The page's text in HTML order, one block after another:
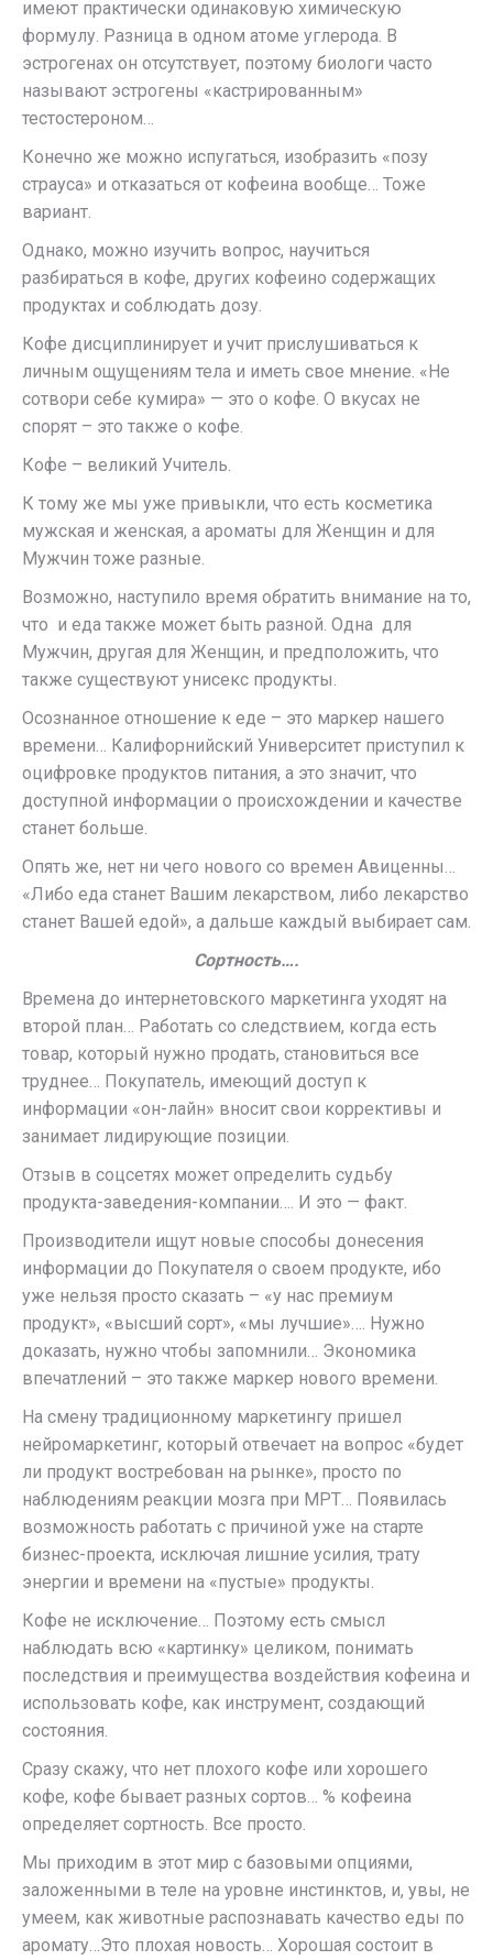
имеют практически одинаковую химическую
формулу. Разница в одном атоме углерода. В
эстрогенах он отсутствует, поэтому биологи часто
называют эстрогены «кастрированным»
тестостероном…
Конечно же можно испугаться, изобразить «позу
страуса» и отказаться от кофеина вообще… Тоже
вариант.
Однако, можно изучить вопрос, научиться
разбираться в кофе, других кофеино содержащих
продуктах и соблюдать дозу.
Кофе дисциплинирует и учит прислушиваться к
личным ощущениям тела и иметь свое мнение. «Не
сотвори себе кумира» — это о кофе. О вкусах не
спорят – это также о кофе.
Кофе – великий Учитель.
К тому же мы уже привыкли, что есть косметика
мужская и женская, а ароматы для Женщин и для
Мужчин тоже разные.
Возможно, наступило время обратить внимание на то,
что и еда также может быть разной. Одна для
Мужчин, другая для Женщин, и предположить, что
также существуют унисекс продукты.
Осознанное отношение к еде – это маркер нашего
времени… Калифорнийский Университет приступил к
оцифровке продуктов питания, а это значит, что
доступной информации о происхождении и качестве
станет больше.
Опять же, нет ни чего нового со времен Авиценны…
«Либо еда станет Вашим лекарством, либо лекарство
станет Вашей едой», а дальше каждый выбирает сам.
Сортность….
Времена до интернетовского маркетинга уходят на
второй план… Работать со следствием, когда есть
товар, который нужно продать, становиться все
труднее… Покупатель, имеющий доступ к
информации «он-лайн» вносит свои коррективы и
занимает лидирующие позиции.
Отзыв в соцсетях может определить судьбу
продукта-заведения-компании…. И это — факт.
Производители ищут новые способы донесения
информации до Покупателя о своем продукте, ибо
уже нельзя просто сказать – «у нас премиум
продукт», «высший сорт», «мы лучшие»…. Нужно
доказать, нужно чтобы запомнили… Экономика
впечатлений – это также маркер нового времени.
На смену традиционному маркетингу пришел
нейромаркетинг, который отвечает на вопрос «будет
ли продукт востребован на рынке», просто по
наблюдениям реакции мозга при МРТ… Появилась
возможность работать с причиной уже на старте
бизнес-проекта, исключая лишние усилия, трату
энергии и времени на «пустые» продукты.
Кофе не исключение… Поэтому есть смысл
наблюдать всю «картинку» целиком, понимать
последствия и преимущества воздействия кофеина и
использовать кофе, как инструмент, создающий
состояния.
Сразу скажу, что нет плохого кофе или хорошего
кофе, кофе бывает разных сортов… % кофеина
определяет сортность. Все просто.
Мы приходим в этот мир с базовыми опциями,
заложенными в теле на уровне инстинктов, и, увы, не
умеем, как животные распознавать качество еды по
аромату…Это плохая новость… Хорошая состоит в